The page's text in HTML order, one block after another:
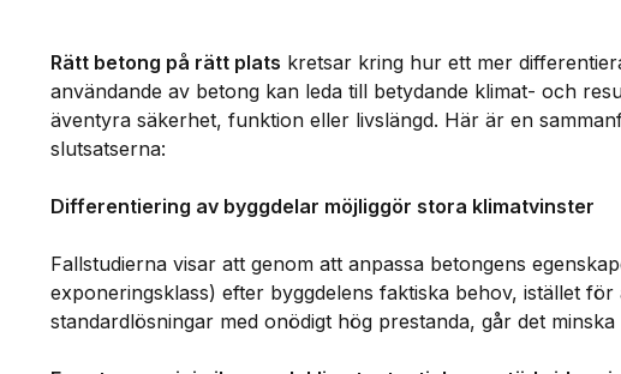
Rätt betong på rätt plats kretsar kring hur ett mer
användande av betong kan leda till betydande klimat- och
äventyra säkerhet, funktion eller livslängd. Här är en
slutsatserna:
Differentiering av byggdelar möjliggör stora klimatvinster
Fallstudierna visar att genom att anpassa betongens
exponeringsklass) efter byggdelens faktiska behov, istället för
standardlösningar med onödigt hög prestanda, går det